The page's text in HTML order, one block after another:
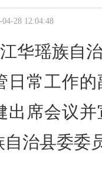
28 12:04:48
华瑶族自
日常工作
出席会议
治县委委